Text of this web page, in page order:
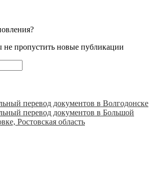
пропустить новые публикации
перевод документов в Волгодонске
перевод документов в Большой
Ростовская область